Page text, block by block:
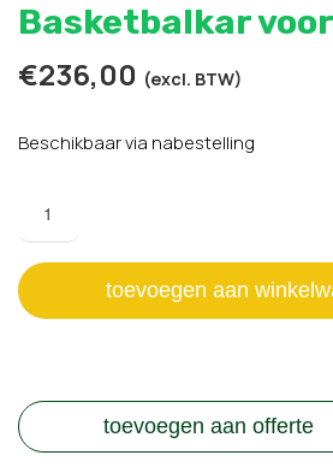
Basketbalkar
€236,00 (excl. BTW)
Beschikbaar via nabestelling
voor
ballen
aantal
toevoegen aan
toevoegen aan offerte